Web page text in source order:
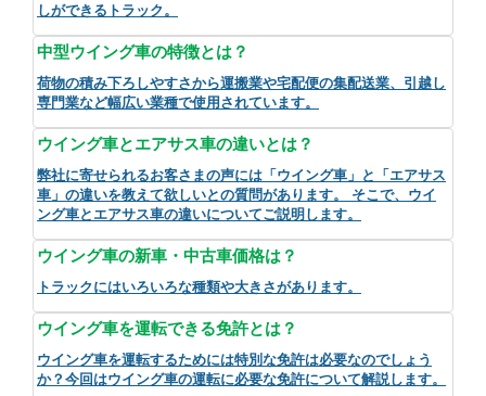
しができるトラック。
中型ウイング車の特徴とは？
荷物の積み下ろしやすさから運搬業や宅配便の集配送業、引越し
専門業など幅広い業種で使用されています。
ウイング車とエアサス車の違いとは？
弊社に寄せられるお客さまの声には「ウイング車」と「エアサス
車」の違いを教えて欲しいとの質問があります。 そこで、ウイ
ング車とエアサス車の違いについてご説明します。
ウイング車の新車・中古車価格は？
トラックにはいろいろな種類や大きさがあります。
ウイング車を運転できる免許とは？
ウイング車を運転するためには特別な免許は必要なのでしょう
か？今回はウイング車の運転に必要な免許について解説します。